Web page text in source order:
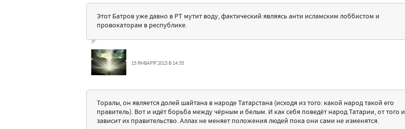
Этот Батров уже давно в РТ мутит воду, фактический являясь анти исламским лоббистом и
провокаторам в республике.
15 ЯНВАРЯ'2015 В 14:55
Торалы, он является долей шайтана в народе Татарстана (исходя из того: какой народ такой его
правитель). Вот и идёт борьба между чёрным и белым. И как себя поведёт народ Татарии, от того и
зависит их правительство. Аллах не меняет положения людей пока они сами не изменятся.